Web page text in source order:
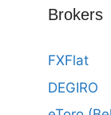
Brokers
FXFlat
DEGIRO